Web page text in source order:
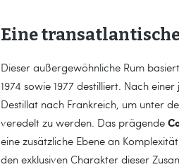
Eine
Dieser außergewöhnliche Rum
1974 sowie 1977 destilliert. Nach
Destillat nach Frankreich, um unter
veredelt zu werden. Das prägende
eine zusätzliche Ebene an
den exklusiven Charakter dieser